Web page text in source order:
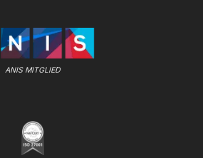
ANIS MITGLIED